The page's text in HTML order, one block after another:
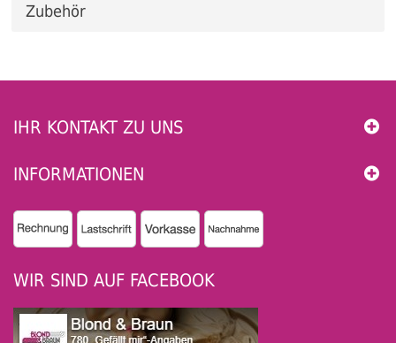
Zubehör
IHR KONTAKT ZU UNS
INFORMATIONEN
WIR SIND AUF FACEBOOK